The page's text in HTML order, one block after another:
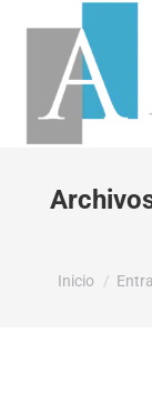
Estás aquí:
Inicio